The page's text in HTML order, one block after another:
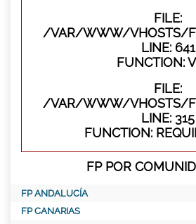
FILE:
/VAR/WWW/VHOSTS/
LINE: 641
FUNCTION:
FILE:
/VAR/WWW/VHOSTS/
LINE: 315
FUNCTION:
FP POR
FP ANDALUCÍA
FP CANARIAS